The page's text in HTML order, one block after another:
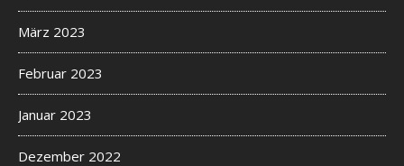
März 2023
Februar 2023
Januar 2023
Dezember 2022